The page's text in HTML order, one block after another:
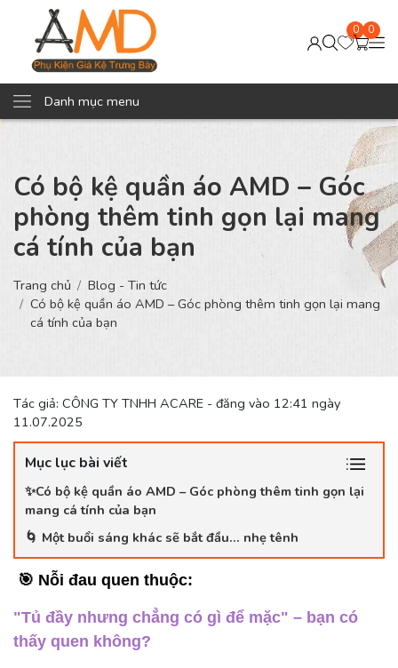
0 0
Danh mục menu
Có bộ kệ quần áo AMD – Góc
phòng thêm tinh gọn lại mang
cá tính của bạn
Trang chủ
Blog - Tin tức
Có bộ kệ quần áo AMD – Góc phòng thêm tinh gọn lại mang
cá tính của bạn
Tác giả: CÔNG TY TNHH ACARE - đăng vào 12:41 ngày
11.07.2025
Mục lục bài viết
✨Có bộ kệ quần áo AMD – Góc phòng thêm tinh gọn lại
mang cá tính của bạn
🌀 Một buổi sáng khác sẽ bắt đầu… nhẹ tênh
🎯 Nỗi đau quen thuộc:
"Tủ đầy nhưng chẳng có gì để mặc" – bạn có
thấy quen không?